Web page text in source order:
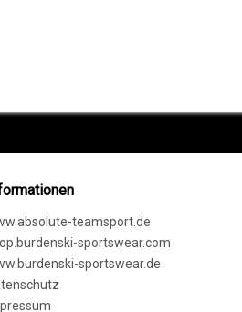
teamsport.de
sportswear.com
sportswear.de